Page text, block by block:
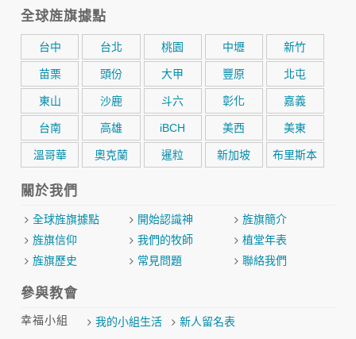
全球旌旗據點
台中 台北 桃園 中壢 新竹
苗栗 頭份 大甲 豐原 北屯
東山 沙鹿 斗六 彰化 嘉義
台南 高雄 iBCH 美西 美東
溫哥華 奧克蘭 暹粒 新加坡 布里斯本
關於我們
全球旌旗據點 開始認識神
旌旗簡介
旌旗信仰
我們的牧師
植堂年表
旌旗歷史
常見問題 聯絡我們
參與教會
幸福小組 我的小組生活 新人留名表